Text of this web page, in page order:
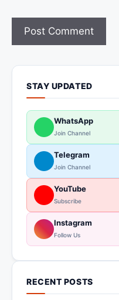
STAY UPDATED
WhatsApp
Join Channel
Telegram
Join Channel
YouTube
Subscribe
Instagram
Follow Us
RECENT POSTS